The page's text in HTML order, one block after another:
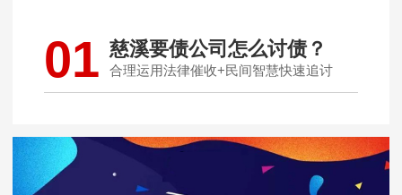
01 慈溪要债公司怎么讨债？
合理运用法律催收+民间智慧快速追讨